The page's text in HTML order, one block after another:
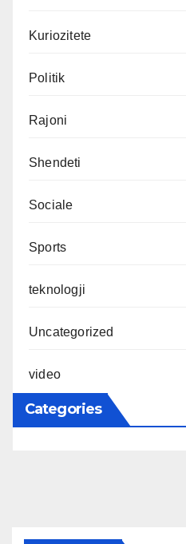
Kuriozitete
Politik
Rajoni
Shendeti
Sociale
Sports
teknologji
Uncategorized
video
Categories